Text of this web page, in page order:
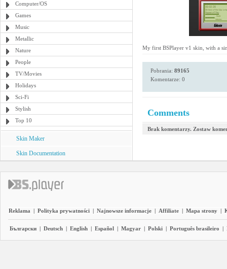
Computer/OS
Games
Music
Metallic
Nature
People
TV/Movies
Holidays
Sci-Fi
Stylish
Top 10
Skin Maker
Skin Documentation
My first BSPlayer v1 skin, with a
Pobrania: 89165
Komentarze: 0
Comments
Brak komentarzy. Zostaw
Reklama | Polityka prywatności | Najnowsze informacje | Affiliate | Mapa strony |
Български | Deutsch | English | Español | Magyar | Polski | Português brasileiro |